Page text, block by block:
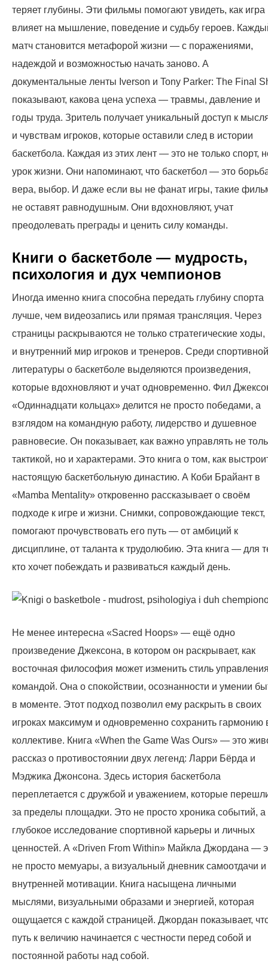
теряет глубины. Эти фильмы помогают увидеть, как игра
влияет на мышление, поведение и судьбу героев.
матч становится метафорой жизни — с поражениями,
надеждой и возможностью начать заново. А
документальные ленты Iverson и Tony Parker: The Final
показывают, какова цена успеха — травмы, давление и
годы труда. Зритель получает уникальный доступ к
и чувствам игроков, которые оставили след в истории
баскетбола. Каждая из этих лент — это не только спорт,
урок жизни. Они напоминают, что баскетбол — это
вера, выбор. И даже если вы не фанат игры, такие
не оставят равнодушным. Они вдохновляют, учат
преодолевать преграды и ценить силу команды.
Книги о баскетболе — мудрость,
психология и дух чемпионов
Иногда именно книга способна передать глубину спорта
лучше, чем видеозапись или прямая трансляция. Через
страницы раскрываются не только стратегические ходы,
и внутренний мир игроков и тренеров. Среди спортивной
литературы о баскетболе выделяются произведения,
которые вдохновляют и учат одновременно. Фил
«Одиннадцати кольцах» делится не просто победами, а
взглядом на командную работу, лидерство и душевное
равновесие. Он показывает, как важно управлять не
тактикой, но и характерами. Это книга о том, как
настоящую баскетбольную династию. А Коби Брайант в
«Mamba Mentality» откровенно рассказывает о своём
подходе к игре и жизни. Снимки, сопровождающие текст,
помогают прочувствовать его путь — от амбиций к
дисциплине, от таланта к трудолюбию. Эта книга — для
кто хочет побеждать и развиваться каждый день.
Не менее интересна «Sacred Hoops» — ещё одно
произведение Джексона, в котором он раскрывает, как
восточная философия может изменить стиль
командой. Она о спокойствии, осознанности и умении
в моменте. Этот подход позволил ему раскрыть в своих
игроках максимум и одновременно сохранить гармонию
коллективе. Книга «When the Game Was Ours» — это
рассказ о противостоянии двух легенд: Ларри Бёрда и
Мэджика Джонсона. Здесь история баскетбола
переплетается с дружбой и уважением, которые
за пределы площадки. Это не просто хроника событий, а
глубокое исследование спортивной карьеры и личных
ценностей. А «Driven From Within» Майкла Джордана —
не просто мемуары, а визуальный дневник самоотдачи и
внутренней мотивации. Книга насыщена личными
мыслями, визуальными образами и энергией, которая
ощущается с каждой страницей. Джордан показывает,
путь к величию начинается с честности перед собой и
постоянной работы над собой.